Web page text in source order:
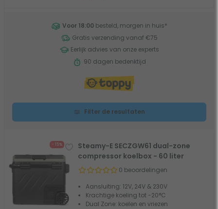
Voor 18:00 besteld, morgen in huis*
Gratis verzending vanaf €75
Eerlijk advies van onze experts
90 dagen bedenktijd
Filter de resultaten
- 15%
Steamy-E SECZGW61 dual-zone
compressor koelbox - 60 liter
0 beoordelingen
Aansluiting: 12V, 24V & 230V
Krachtige koeling tot -20°C
Dual Zone: koelen en vriezen